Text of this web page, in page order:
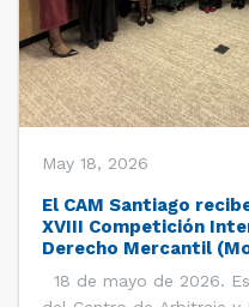
May 18, 2026
El CAM Santiago
XVIII Competición
Derecho Mercantil
18 de mayo de 2026.